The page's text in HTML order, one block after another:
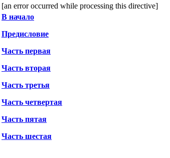
[an error occurred while processing this directive]
В начало
Предисловие
Часть первая
Часть вторая
Часть третья
Часть четвертая
Часть пятая
Часть шестая